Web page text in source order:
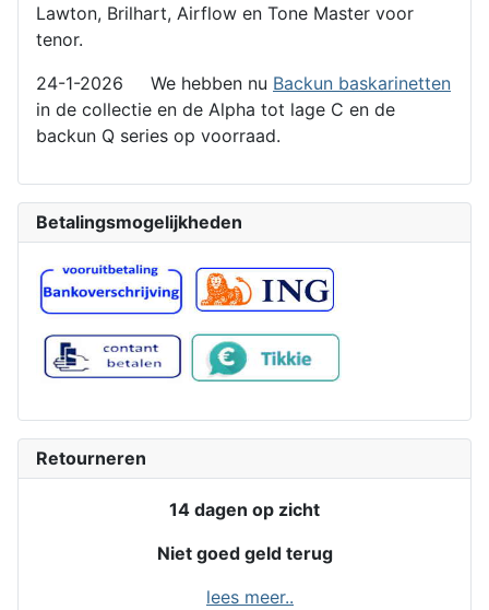
Lawton, Brilhart, Airflow en Tone Master voor
tenor.
24-1-2026 We hebben nu Backun baskarinetten
in de collectie en de Alpha tot lage C en de
backun Q series op voorraad.
Betalingsmogelijkheden
Retourneren
14 dagen op zicht
Niet goed geld terug
lees meer..